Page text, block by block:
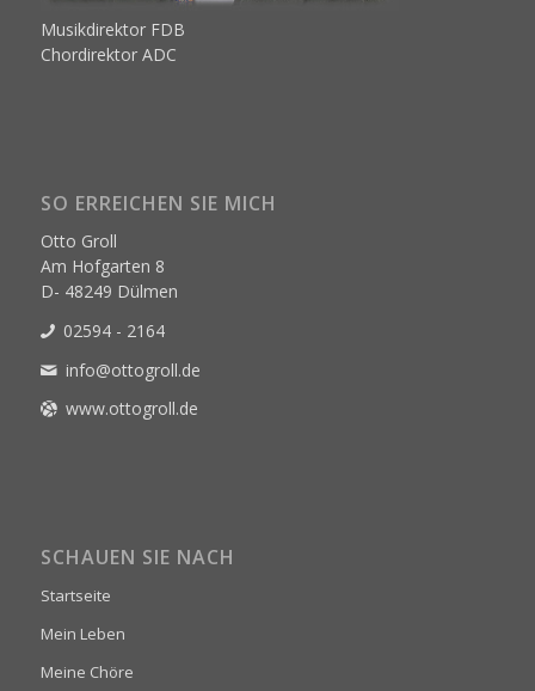
Musikdirektor FDB
Chordirektor ADC
SO ERREICHEN SIE MICH
Otto Groll
Am Hofgarten 8
D- 48249 Dülmen
02594 - 2164
info@ottogroll.de
www.ottogroll.de
SCHAUEN SIE NACH
Startseite
Mein Leben
Meine Chöre